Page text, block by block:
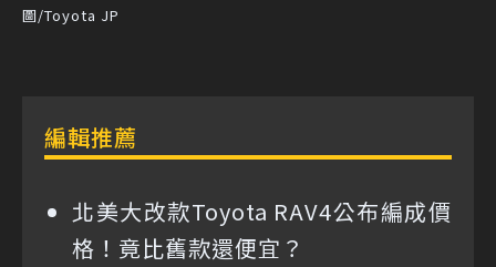
圖/Toyota JP
編輯推薦
北美大改款Toyota RAV4公布編成價
格！竟比舊款還便宜？